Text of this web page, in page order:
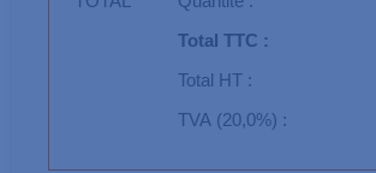
Total TTC :
Total HT :
TVA (20,0%) :